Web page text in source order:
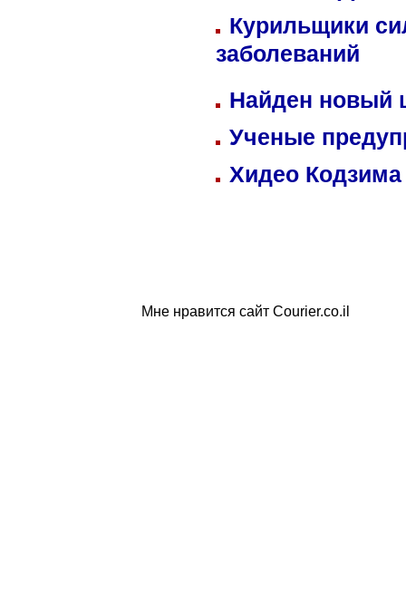
Курильщики
заболеваний
Найден
Ученые
Хидео
Мне нравится сайт Courier.co.il